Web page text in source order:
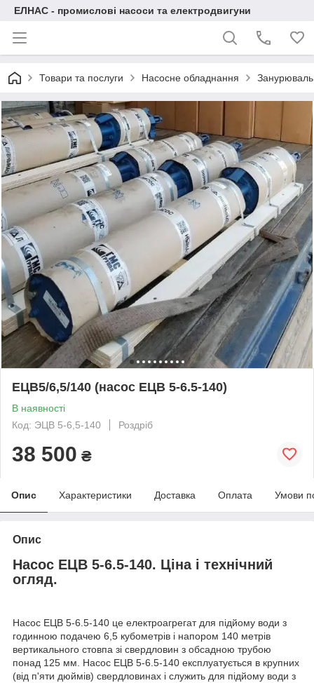
ЕЛНАС - промислові насоси та електродвигуни
Товари та послуги Насосне обладнання
ЕЦВ5/6,5/140 (насос ЕЦВ 5-6.5-140)
В наявності
Код: ЭЦВ 5-6,5-140
Роздріб
38 500 ₴
Опис Характеристики Доставка Оплата Умови
Опис
Насос ЕЦВ 5-6.5-140. Ціна і технічний
огляд.
Насос ЕЦВ 5-6.5-140 це електроагрегат для підйому води з
годинною подачею 6,5 кубометрів і напором 140 метрів
вертикального стовпа зі свердловин з обсадною трубою
понад 125 мм. Насос ЕЦВ 5-6.5-140 експлуатується в крупних
(від п'яти дюймів) свердловинах і служить для підйому води з